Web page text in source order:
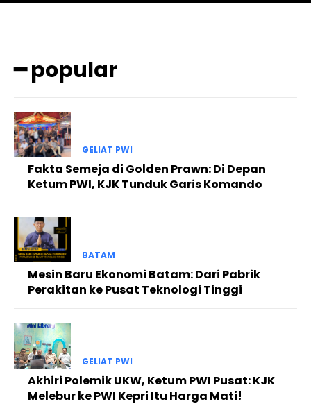
━ popular
GELIAT PWI
Fakta Semeja di Golden Prawn: Di Depan
Ketum PWI, KJK Tunduk Garis Komando
BATAM
Mesin Baru Ekonomi Batam: Dari Pabrik
Perakitan ke Pusat Teknologi Tinggi
GELIAT PWI
Akhiri Polemik UKW, Ketum PWI Pusat: KJK
Melebur ke PWI Kepri Itu Harga Mati!